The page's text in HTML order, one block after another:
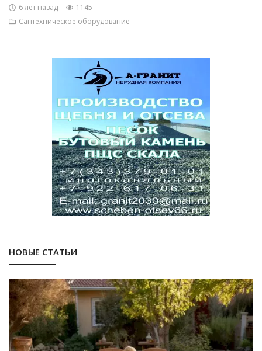
6 лет назад
1145
Сантехническое оборудование
НОВЫЕ СТАТЬИ